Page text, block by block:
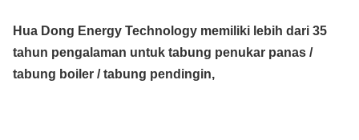
Hua Dong Energy Technology memiliki lebih dari 35
tahun pengalaman untuk tabung penukar panas /
tabung boiler / tabung pendingin,